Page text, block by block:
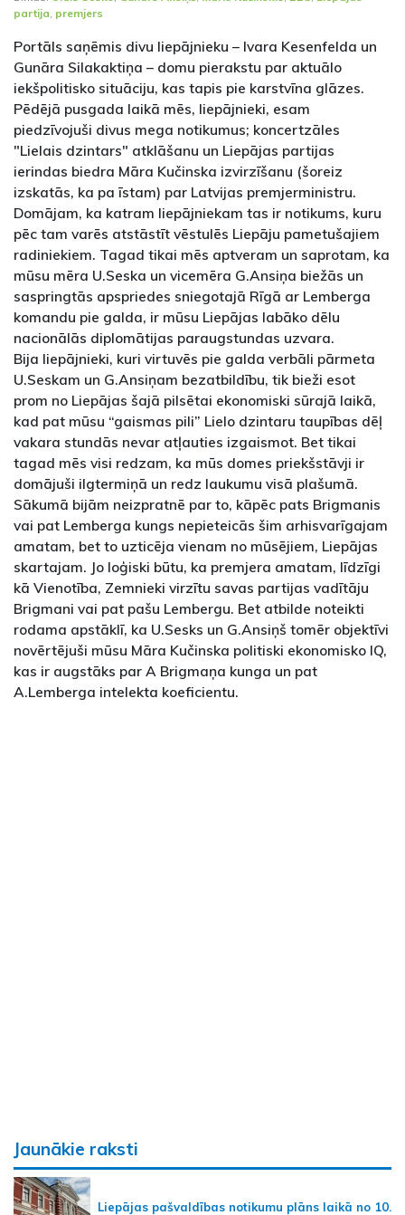
partija, premjers
Portāls saņēmis divu liepājnieku – Ivara Kesenfelda un
Gunāra Silakaktiņa – domu pierakstu par aktuālo
iekšpolitisko situāciju, kas tapis pie karstvīna glāzes.
Pēdējā pusgada laikā mēs, liepājnieki, esam
piedzīvojuši divus mega notikumus; koncertzāles
"Lielais dzintars" atklāšanu un Liepājas partijas
ierindas biedra Māra Kučinska izvirzīšanu (šoreiz
izskatās, ka pa īstam) par Latvijas premjerministru.
Domājam, ka katram liepājniekam tas ir notikums, kuru
pēc tam varēs atstāstīt vēstulēs Liepāju pametušajiem
radiniekiem. Tagad tikai mēs aptveram un saprotam, ka
mūsu mēra U.Seska un vicemēra G.Ansiņa biežās un
saspringtās apspriedes sniegotajā Rīgā ar Lemberga
komandu pie galda, ir mūsu Liepājas labāko dēlu
nacionālās diplomātijas paraugstundas uzvara.
Bija liepājnieki, kuri virtuvēs pie galda verbāli pārmeta
U.Seskam un G.Ansiņam bezatbildību, tik bieži esot
prom no Liepājas šajā pilsētai ekonomiski sūrajā laikā,
kad pat mūsu “gaismas pili” Lielo dzintaru taupības dēļ
vakara stundās nevar atļauties izgaismot. Bet tikai
tagad mēs visi redzam, ka mūs domes priekšstāvji ir
domājuši ilgtermiņā un redz laukumu visā plašumā.
Sākumā bijām neizpratnē par to, kāpēc pats Brigmanis
vai pat Lemberga kungs nepieteicās šim arhisvarīgajam
amatam, bet to uzticēja vienam no mūsējiem, Liepājas
skartajam. Jo loģiski būtu, ka premjera amatam, līdzīgi
kā Vienotība, Zemnieki virzītu savas partijas vadītāju
Brigmani vai pat pašu Lembergu. Bet atbilde noteikti
rodama apstāklī, ka U.Sesks un G.Ansiņš tomēr objektīvi
novērtējuši mūsu Māra Kučinska politiski ekonomisko IQ,
kas ir augstāks par A Brigmaņa kunga un pat
A.Lemberga intelekta koeficientu.
Jaunākie raksti
Liepājas pašvaldības notikumu plāns laikā no 10.